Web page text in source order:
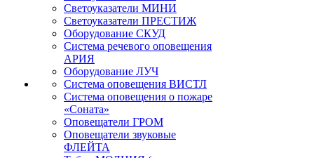
Светоуказатели МИНИ
Светоуказатели ПРЕСТИЖ
Оборудование СКУД
Система речевого оповещения
АРИЯ
Оборудование ЛУЧ
Система оповещения ВИСТЛ
Система оповещения о пожаре
«Соната»
Оповещатели ГРОМ
Оповещатели звуковые
ФЛЕЙТА